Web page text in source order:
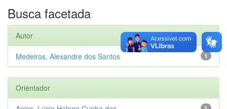
Busca facetada
Autor
1
Medeiros, Alexandre dos Santos
Orientador